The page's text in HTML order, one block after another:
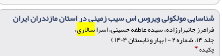
شناسایی مولکولی ویروس اس سیب زمینی در استان مازندران ایران
فرامرز جانبرارزاده، سیده عاطفه حسینی، اسراسالاری،
جلد ۱۴، شماره ۲ - ( بهار و تابستان ۱۴۰۴ )
چکیده